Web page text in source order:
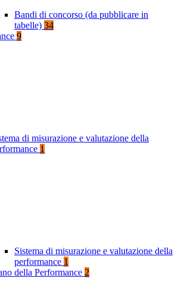
Bandi di concorso (da pubblicare in
tabelle) 34
9
di misurazione e valutazione della
1
Sistema di misurazione e valutazione della
performance 1
della Performance 2